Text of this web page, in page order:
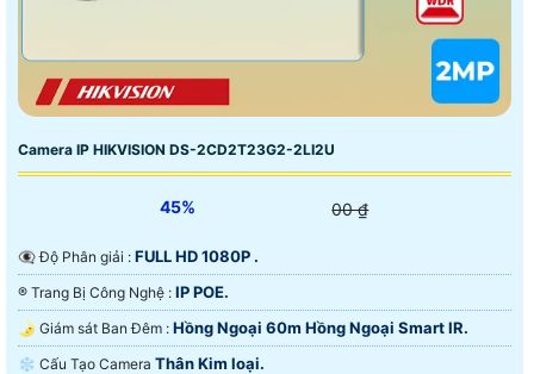
Camera IP HIKVISION DS-2CD2T23G2-2LI2U
45% 00 ₫
👁️‍🗨 Độ Phân giải : FULL HD 1080P .
®️ Trang Bị Công Nghệ : IP POE.
🌛 Giám sát Ban Đêm : Hồng Ngoại 60m Hồng Ngoại Smart IR.
❄ Cấu Tạo Camera Thân Kim loại.